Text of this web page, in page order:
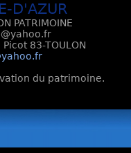
D'AZUR
PATRIMOINE
83-TOULON
du patrimoine.